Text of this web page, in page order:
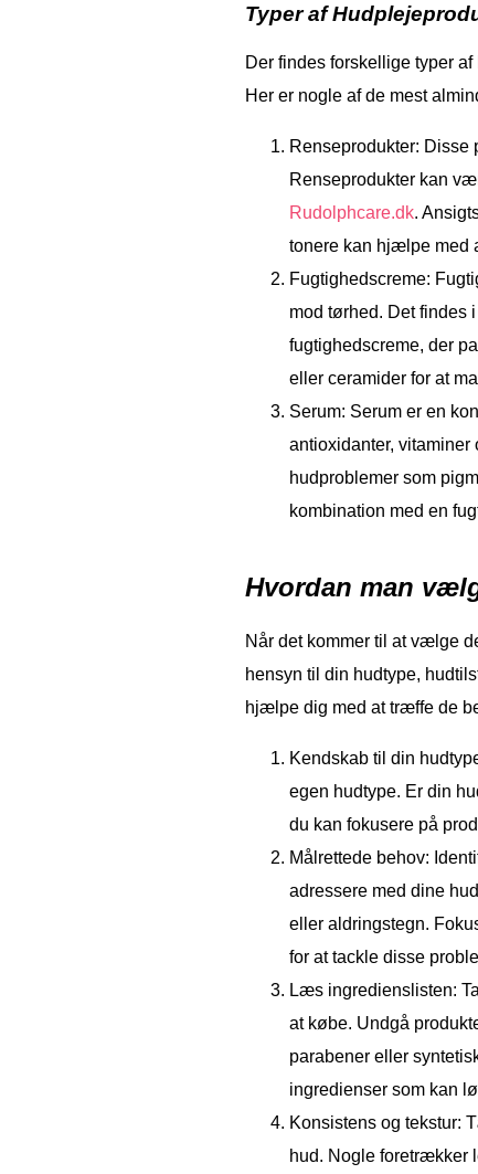
Typer af
Der findes forskellige typer
Her er nogle af de mest
Renseprodukter: Disse
Renseprodukter kan
Rudolphcare.dk.
tonere kan hjælpe med
Fugtighedscreme:
mod tørhed. Det findes
fugtighedscreme, der
eller ceramider for at
Serum: Serum er en
antioxidanter,
hudproblemer som
kombination med en
Hvordan man
Når det kommer til at vælge
hensyn til din hudtype,
hjælpe dig med at træffe de
Kendskab til din
egen hudtype. Er din
du kan fokusere på
Målrettede behov:
adressere med dine
eller aldringstegn.
for at tackle disse
Læs ingredienslisten:
at købe. Undgå
parabener eller
ingredienser som kan
Konsistens og tekstur:
hud. Nogle foretrækker